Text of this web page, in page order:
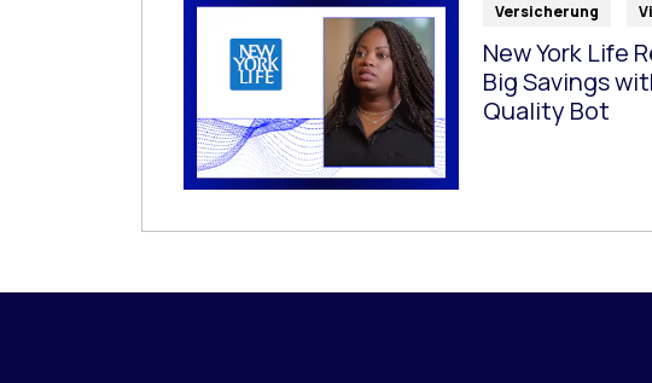
Versicherung
New York Life
Big Savings
Quality Bot